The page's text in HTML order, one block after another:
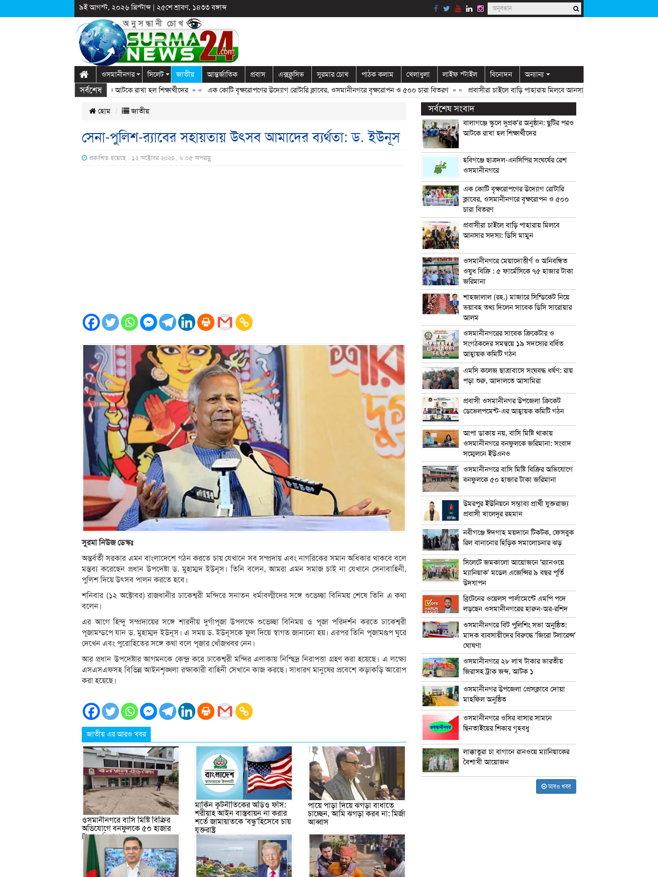
৯ই আগস্ট, ২০২৬ খ্রিস্টাব্দ| ২৫শে শ্রাবণ, ১৪৩৩ বঙ্গাব্দ
ওসমানীনগর সিলেট জাতীয় আন্তর্জাতিক প্রবাস এক্সক্লুসিভ সুরমার চোখ পাঠক কলাম খেলাধুলা লাইফ স্টাইল বিনোদন অন্যান্য
সর্বশেষ
স্কুলে দুপ্রক’র অনুষ্ঠান: ছুটির পরও আটকে রাখা হল শিক্ষার্থীদের» « এক কোটি বৃক্ষরোপণের উদ্যোগ রোটারি ক্লাবের, ওসমানীনগরে বৃক্ষরোপন ও ৫০০ চারা বিতরণ» « প্রবাসীরা চাইলে বাড়ি পাহারায় মিলবে আনসার সদস্য: ডিসি মামুন
হোম জাতীয়
সেনা-পুলিশ-র‌্যাবের সহায়তায় উৎসব আমাদের ব্যর্থতা: ড. ইউনূস
প্রকাশিত হয়েছে : ১২ অক্টোবর ২০২৪, ৬:০৫ অপরাহ্ণ
সুরমা নিউজ ডেস্কঃ
অন্তর্বর্তী সরকার এমন বাংলাদেশে গঠন করতে চায় যেখানে সব সম্প্রদায় এবং নাগরিকের সমান অধিকার থাকবে বলে
মন্তব্য করেছেন প্রধান উপদেষ্টা ড. মুহাম্মদ ইউনূস। তিনি বলেন, আমরা এমন সমাজ চাই না যেখানে সেনাবাহিনী,
পুলিশ দিয়ে উৎসব পালন করতে হবে।
শনিবার (১২ অক্টোবর) রাজধানীর ঢাকেশ্বরী মন্দিরে সনাতন ধর্মাবল্মীদের সঙ্গে শুভেচ্ছা বিনিময় শেষে তিনি এ কথা
বলেন।
এর আগে হিন্দু সম্প্রদায়ের সঙ্গে শারদীয় দুর্গাপূজা উপলক্ষে শুভেচ্ছা বিনিময় ও পূজা পরিদর্শন করতে ঢাকেশ্বরী
পূজামন্ডপে যান ড. মুহাম্মদ ইউনূস। এ সময় ড. ইউনূসকে ফুল দিয়ে স্বাগত জানানো হয়। এরপর তিনি পূজামণ্ডপ ঘুরে
দেখেন এবং পুরোহিতের সঙ্গে কথা বলে পূজার খোঁজখবর নেন।
আর প্রধান উপদেষ্টার আগমনকে কেন্দ্র করে ঢাকেশ্বরী মন্দির এলাকায় নিশ্ছিদ্র নিরাপত্তা গ্রহণ করা হয়েছে। এ লক্ষ্যে
এসএসএফসহ বিভিন্ন আইনশৃঙ্খলা রক্ষাকারী বাহিনী সেখানে কাজ করছে। সাধারণ মানুষের প্রবেশে কড়াকড়ি আরোপ
করা হয়েছে।
জাতীয় এর আরও খবর
ওসমানীনগরে বাসি মিষ্টি বিক্রির
অভিযোগে বনফুলকে ৫০ হাজার
টাকা জরিমানা
মার্কিন কূটনীতিকের অডিও ফাঁস:
শরীয়াহ আইন বাস্তবায়ন না করার
শর্তে জামায়াতকে ‘বন্ধু’হিসেবে চায়
যুক্তরাষ্ট্র
পায়ে পাড়া দিয়ে ঝগড়া বাধাতে
চাচ্ছেন, আমি ঝগড়া করব না: মির্জা
আব্বাস
সর্বশেষ সংবাদ
বালাগঞ্জে স্কুলে দুপ্রক’র অনুষ্ঠান: ছুটির পরও
আটকে রাখা হল শিক্ষার্থীদের
হবিগঞ্জে ছাত্রদল-এনসিপির সংঘর্ষের রেশ
ওসমানীনগরে
এক কোটি বৃক্ষরোপণের উদ্যোগ রোটারি
ক্লাবের, ওসমানীনগরে বৃক্ষরোপন ও ৫০০
চারা বিতরণ
প্রবাসীরা চাইলে বাড়ি পাহারায় মিলবে
আনসার সদস্য: ডিসি মামুন
ওসমানীনগরে মেয়াদোত্তীর্ণ ও অনিবন্ধিত
ওষুধ বিক্রি : ৫ ফার্মেসিকে ৭৫ হাজার টাকা
জরিমানা
শাহজালাল (রহ.) মাজারে সিন্ডিকেট নিয়ে
ভয়াবহ তথ্য দিলেন সাবেক ডিসি সারোয়ার
আলম
ওসমানীনগরের সাবেক ক্রিকেটার ও
সংগঠকদের সমন্বয়ে ১৯ সদস্যের বর্ধিত
আহ্বায়ক কমিটি গঠন
এম‌সি কলেজ ছাত্রাবাসে সংঘবদ্ধ ধর্ষণ: রায়
পড়া শুরু, আদালতে আসামিরা
প্রবাসী ওসমানীনগর উপজেলা ক্রিকেট
ডেভেলপমেন্ট-এর আহ্বায়ক কমিটি গঠন
আপা ডাকায় নয়, বাসি মিষ্টি থাকায়
ওসমানীনগরে বনফুলকে জরিমানা: সংবাদ
সম্মেলনে ইউএনও
ওসমানীনগরে বাসি মিষ্টি বিক্রির অভিযোগে
বনফুলকে ৫০ হাজার টাকা জরিমানা
উমরপুর ইউনিয়নে সম্ভাব্য প্রার্থী যুক্তরাজ্য
প্রবাসী খালেদুর রহমান
নবীগঞ্জে ঈদগাহ ময়দানে টিকটক, ফেসবুক
রিল বানানোর হিড়িক সমালোচনার ঝড়
সিলেটে জমকালো আয়োজনে ‘র‍্যানওয়ে
ম্যানিয়াক’ মডেল এজেন্সির ৯ বছর পূর্তি
উদযাপন
ব্রিটেনের ওয়েলস পার্লামেন্টে এমপি পদে
লড়ছেন ওসমানীনগরের হারুন-অর-রশিদ
ওসমানীনগরে বিট পুলিশিং সভা অনুষ্ঠিত:
মাদক ব্যবসায়ীদের বিরুদ্ধে ‘জিরো টলারেন্স’
ঘোষণা
ওসমানীনগরে ২৮ লাখ টাকার ভারতীয়
জিরাসহ ট্রাক জব্দ, আটক ১
ওসমানীনগর উপজেলা প্রেসক্লাবে দোয়া
মাহফিল অনুষ্ঠিত
ওসমানীনগরে ওসির বাসার সামনে
ছিনতাইয়ের শিকার গৃহবধু
লাক্কাতুরা চা বাগানে রানওয়ে ম্যানিয়াকের
বৈশাখী আয়োজন
আরও খবর